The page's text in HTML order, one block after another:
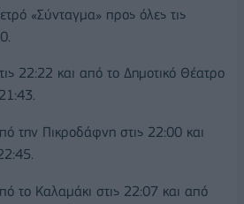
«Σύνταγμα» προς όλες τις
22:22 και από το Δημοτικό Θέατρο
την Πικροδάφνη στις 22:00 και
το Καλαμάκι στις 22:07 και από